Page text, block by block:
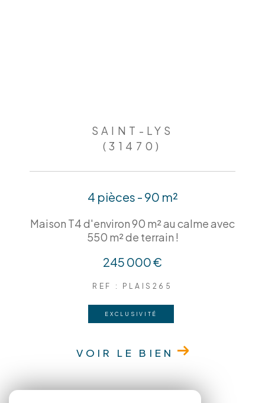
SAINT-LYS
(31470)
4 pièces - 90 m²
Maison T4 d'environ 90 m² au calme avec
550 m² de terrain !
245 000 €
REF : PLAIS265
EXCLUSIVITÉ
VOIR LE BIEN